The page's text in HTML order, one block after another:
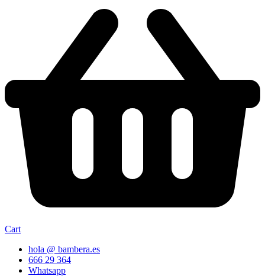
Cart
hola @ bambera.es
666 29 364
Whatsapp